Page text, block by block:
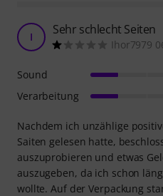
I Sehr schlecht Seiten
Ihor7979
Nachdem ich unzählige
Saiten gelesen hatte,
auszuprobieren und etwas
auszugeben, da ich schon
wollte. Auf der Verpackung
Sound
Verarbeitung